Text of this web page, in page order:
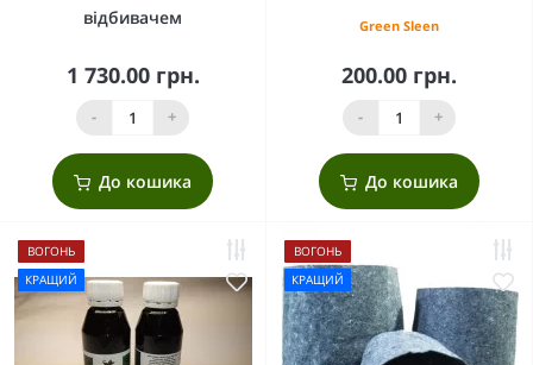
відбивачем
1 730.00 грн.
- +
До кошика
Green Sleen
200.00 грн.
- +
До кошика
ВОГОНЬ
КРАЩИЙ
ВОГОНЬ
КРАЩИЙ